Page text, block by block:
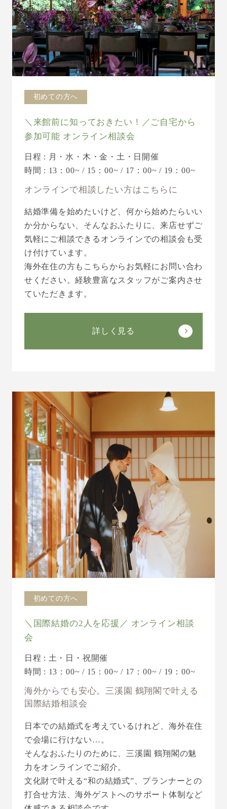
初めての方へ
＼来館前に知っておきたい！／ご自宅から
参加可能 オンライン相談会
日程 : 月・水・木・金・土・日開催
時間 : 13：00~ / 15：00~ / 17：00~ / 19：00~
オンラインで相談したい方はこちらに
結婚準備を始めたいけど、何から始めたらいい
か分からない、そんなおふたりに、来店せずご
気軽にご相談できるオンラインでの相談会も受
け付けています。
海外在住の方もこちらからお気軽にお問い合わ
せください。経験豊富なスタッフがご案内させ
ていただきます。
詳しく見る
初めての方へ
＼国際結婚の2人を応援／ オンライン相談
会
日程 : 土・日・祝開催
時間 : 13：00~ / 15：00~ / 17：00~ / 19：00~
海外からでも安心。三溪園 鶴翔閣で叶える
国際結婚相談会
日本での結婚式を考えているけれど、海外在住
で会場に行けない…。
そんなおふたりのために、三溪園 鶴翔閣の魅
力をオンラインでご紹介。
文化財で叶える“和の結婚式”、プランナーとの
打合せ方法、海外ゲストへのサポート体制など